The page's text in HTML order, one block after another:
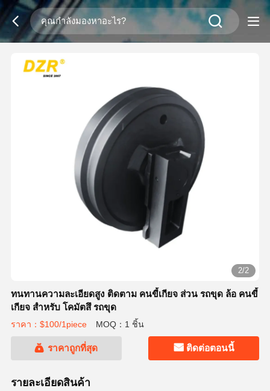
2/2
ทนทานความละเอียดสูง ติดตาม คนขี้เกียจ ส่วน รถขุด ล้อ คนขี้
เกียจ สําหรับ โคมัตสึ รถขุด
ราคา：$100/1piece MOQ：1 ชิ้น
ราคาถูกที่สุด ติดต่อตอนนี้
รายละเอียดสินค้า